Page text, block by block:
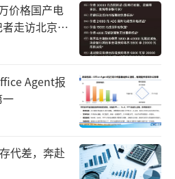
中立讯精密尚未官宣更
具体推进工作进行商讨。
立讯精密赴港上市主要为
，增强境外融资能力，进
规范化水平。
价格国产电
走访北京门
Agent报
代差，奔赴